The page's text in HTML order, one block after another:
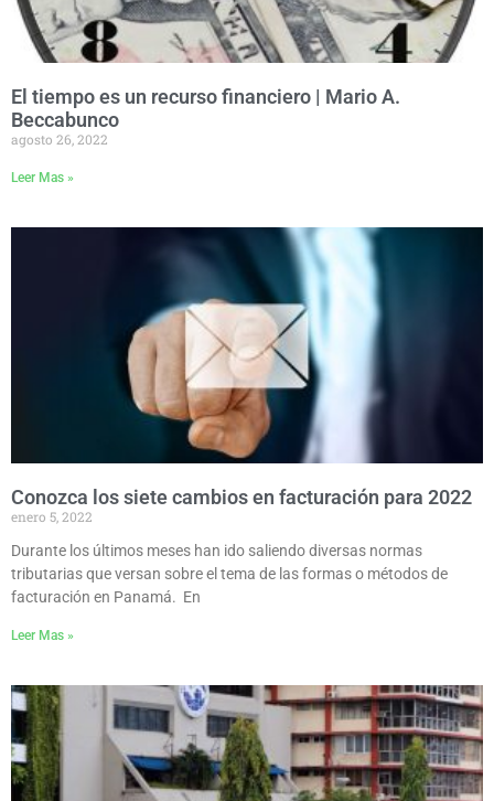
El tiempo es un recurso financiero | Mario A.
Beccabunco
agosto 26, 2022
Leer Mas »
Conozca los siete cambios en facturación para 2022
enero 5, 2022
Durante los últimos meses han ido saliendo diversas normas
tributarias que versan sobre el tema de las formas o métodos de
facturación en Panamá. En
Leer Mas »